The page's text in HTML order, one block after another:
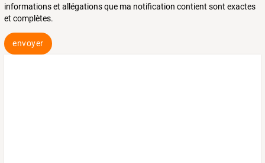
informations et allégations que ma notification contient sont exactes
et complètes.
envoyer